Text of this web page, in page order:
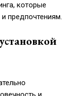
которые
предпочтениям.